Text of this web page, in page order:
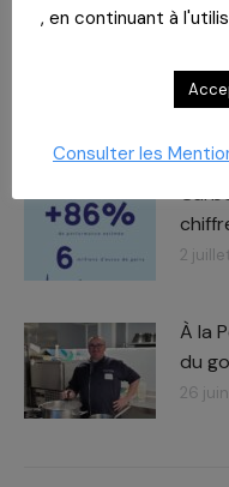
2
À la
du
26
, en continuant à
Consulter les